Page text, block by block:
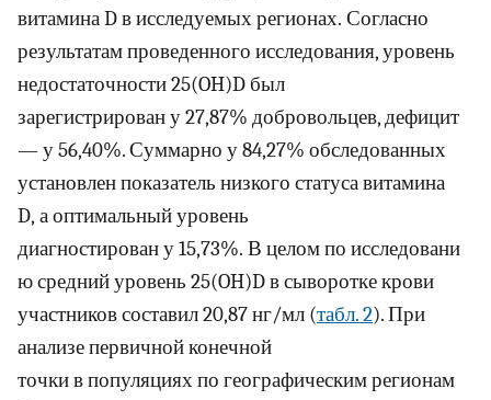
витамина D в исследуемых регионах. Согласно
результатам проведенного исследования, уровень
недостаточности 25(OH)D был
зарегистрирован у 27,87% добровольцев, дефицит
— у 56,40%. Суммарно у 84,27% обследованных
установлен показатель низкого статуса витамина
D, а оптимальный уровень
диагностирован у 15,73%. В целом по исследовани
ю средний уровень 25(OH)D в сыворотке крови
участников составил 20,87 нг/мл (табл. 2). При
анализе первичной конечной
точки в популяциях по географическим регионам